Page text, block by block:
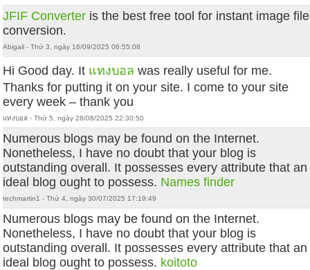
JFIF Converter is the best free tool for instant image file
conversion.
Abigail - Thứ 3, ngày 16/09/2025 06:55:08
Hi Good day. It แทงบอล was really useful for me.
Thanks for putting it on your site. I come to your site
every week – thank you
แทงบอล - Thứ 5, ngày 28/08/2025 22:30:50
Numerous blogs may be found on the Internet.
Nonetheless, I have no doubt that your blog is
outstanding overall. It possesses every attribute that an
ideal blog ought to possess. Names finder
techmartin1 - Thứ 4, ngày 30/07/2025 17:19:49
Numerous blogs may be found on the Internet.
Nonetheless, I have no doubt that your blog is
outstanding overall. It possesses every attribute that an
ideal blog ought to possess. koitoto